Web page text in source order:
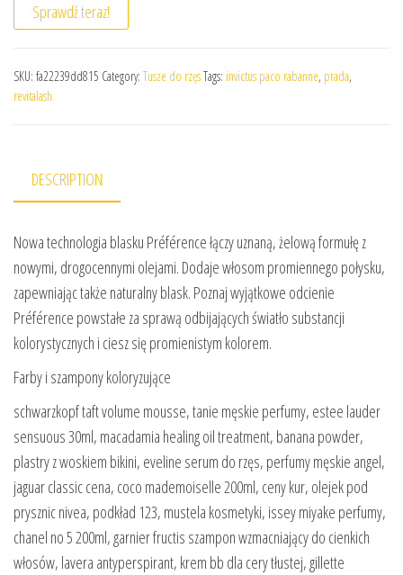
Sprawdź teraz!
SKU: fa22239dd815 Category: Tusze do rzęsTags: invictus paco rabanne, prada,
revitalash
DESCRIPTION
Nowa technologia blasku Préférence łączy uznaną, żelową formułę z
nowymi, drogocennymi olejami. Dodaje włosom promiennego połysku,
zapewniając także naturalny blask. Poznaj wyjątkowe odcienie
Préférence powstałe za sprawą odbijających światło substancji
kolorystycznych i ciesz się promienistym kolorem.
Farby i szampony koloryzujące
schwarzkopf taft volume mousse, tanie męskie perfumy, estee lauder
sensuous 30ml, macadamia healing oil treatment, banana powder,
plastry z woskiem bikini, eveline serum do rzęs, perfumy męskie angel,
jaguar classic cena, coco mademoiselle 200ml, ceny kur, olejek pod
prysznic nivea, podkład 123, mustela kosmetyki, issey miyake perfumy,
chanel no 5 200ml, garnier fructis szampon wzmacniający do cienkich
włosów, lavera antyperspirant, krem bb dla cery tłustej, gillette